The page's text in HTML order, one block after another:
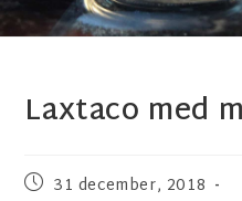
Laxtaco med
31 december, 2018